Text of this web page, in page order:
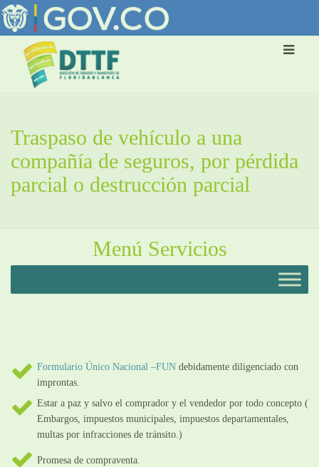
Traspaso de vehículo a una
compañía de seguros, por pérdida
parcial o destrucción parcial
Menú Servicios
Formulario Único Nacional –FUN debidamente diligenciado con
improntas.
Estar a paz y salvo el comprador y el vendedor por todo concepto (
Embargos, impuestos municipales, impuestos departamentales,
multas por infracciones de tránsito.)
Promesa de compraventa.